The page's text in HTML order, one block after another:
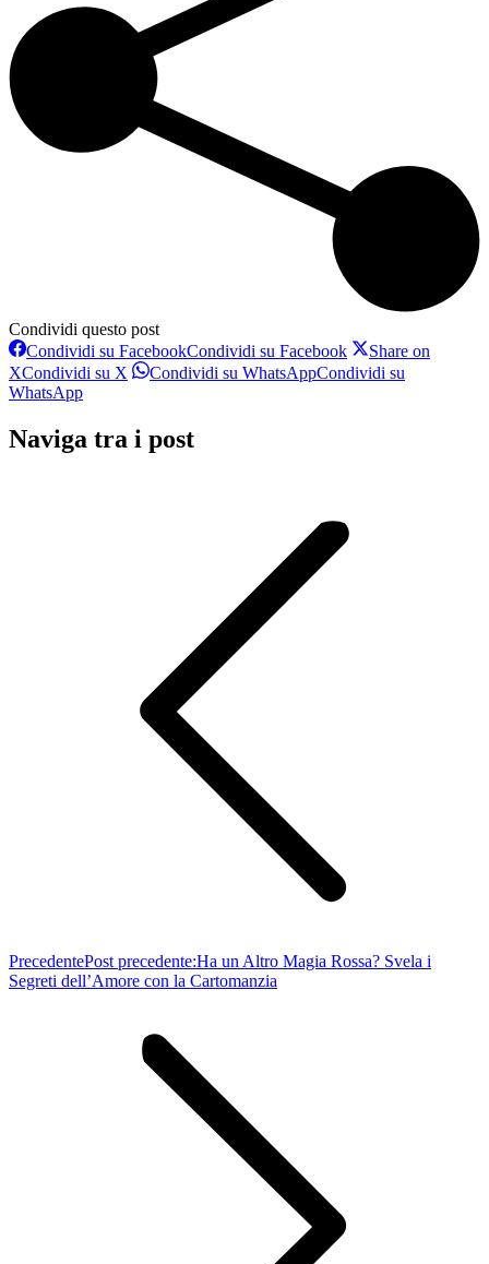
Condividi questo post
Condividi su FacebookCondividi su Facebook
Share on
XCondividi su X Condividi su WhatsAppCondividi su
WhatsApp
Naviga tra i post
PrecedentePost precedente:Ha un Altro Magia Rossa? Svela i
Segreti dell’Amore con la Cartomanzia